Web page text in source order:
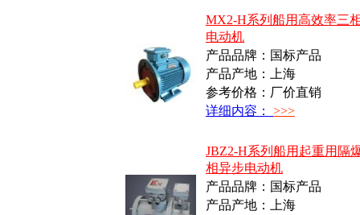
MX2-H系列船用高效率三
电动机
产品品牌：国标产品
产品产地：上海
参考价格：厂价直销
详细内容： >>>
JBZ2-H系列船用起重用隔
相异步电动机
产品品牌：国标产品
产品产地：上海